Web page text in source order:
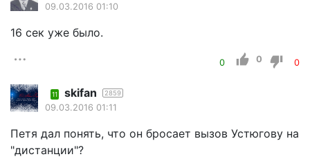
09.03.2016 01:10
16 сек уже было.
0 0 0
11 skifan 2859
09.03.2016 01:11
Петя дал понять, что он бросает вызов Устюгову на
"дистанции"?